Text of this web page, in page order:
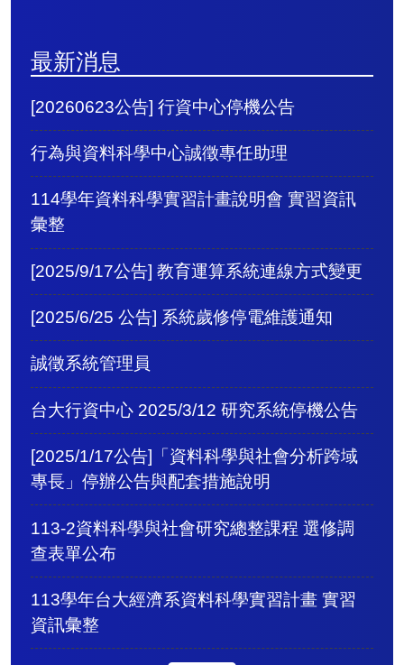
最新消息
[20260623公告] 行資中心停機公告
行為與資料科學中心誠徵專任助理
114學年資料科學實習計畫說明會 實習資訊
彙整
[2025/9/17公告] 教育運算系統連線方式變更
[2025/6/25 公告] 系統歲修停電維護通知
誠徵系統管理員
台大行資中心 2025/3/12 研究系統停機公告
[2025/1/17公告]「資料科學與社會分析跨域
專長」停辦公告與配套措施說明
113-2資料科學與社會研究總整課程 選修調
查表單公布
113學年台大經濟系資料科學實習計畫 實習
資訊彙整